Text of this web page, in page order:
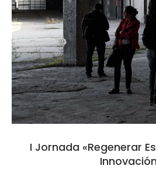
I Jornada «Regenerar